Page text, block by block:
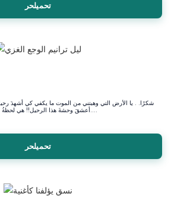
تحميلحر
شكرًا. . يا الأرض التي وهبتني من الموت ما يكفي كي أشهدَ
تحميلحر